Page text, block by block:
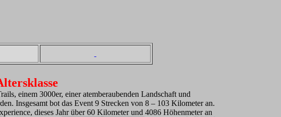
einem 3000er, einer atemberaubenden Landschaft und
Insgesamt bot das Event 9 Strecken von 8 – 103 Kilometer an.
dieses Jahr über 60 Kilometer und 4086 Höhenmeter an